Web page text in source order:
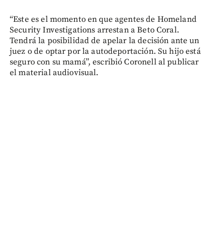
“Este es el momento en que agentes de Homeland
Security Investigations arrestan a Beto Coral.
Tendrá la posibilidad de apelar la decisión ante un
juez o de optar por la autodeportación. Su hijo está
seguro con su mamá”, escribió Coronell al publicar
el material audiovisual.